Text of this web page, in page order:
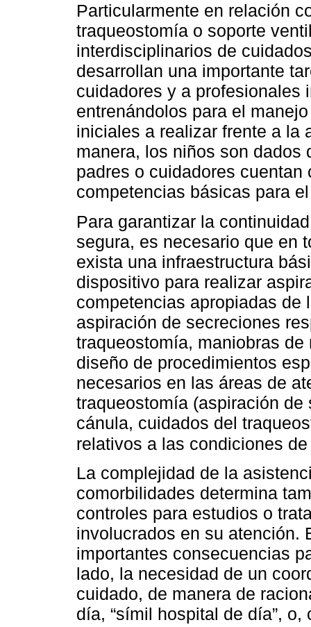
Particularmente en relación
traqueostomía o soporte
interdisciplinarios de
desarrollan una importante
cuidadores y a profesionales
entrenándolos para el
iniciales a realizar frente a la
manera, los niños son dados
padres o cuidadores
competencias básicas para
Para garantizar la
segura, es necesario que en
exista una infraestructura
dispositivo para realizar
competencias apropiadas de
aspiración de secreciones
traqueostomía, maniobras
diseño de procedimientos
necesarios en las áreas de
traqueostomía (aspiración
cánula, cuidados del
relativos a las condiciones
La complejidad de la
comorbilidades determina
controles para estudios o
involucrados en su atención.
importantes consecuencias
lado, la necesidad de un
cuidado, de manera de
día, “símil hospital de día”,